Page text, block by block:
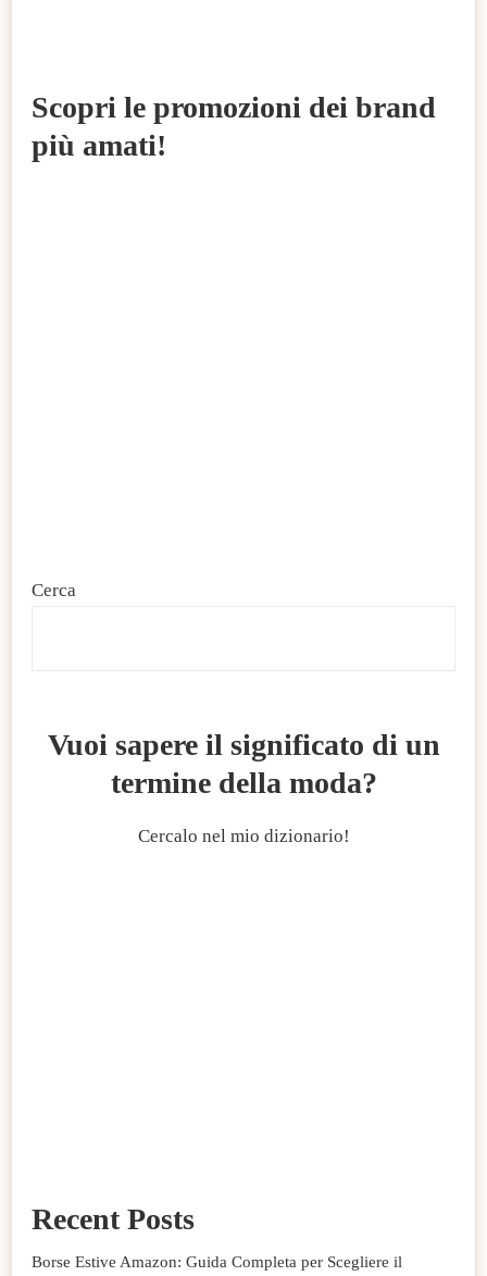
Scopri le promozioni dei brand
più amati!
Cerca
Vuoi sapere il significato di un
termine della moda?
Cercalo nel mio dizionario!
Recent Posts
Borse Estive Amazon: Guida Completa per Scegliere il